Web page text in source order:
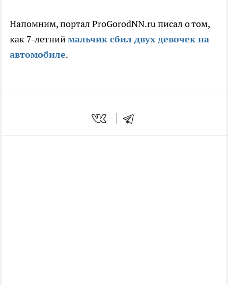
Напомним, портал ProGorodNN.ru писал о том,
как 7-летниймальчик сбил двух девочек на
автомобиле.